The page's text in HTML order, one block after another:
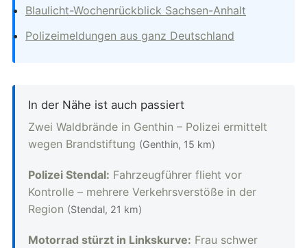
Blaulicht-Wochenrückblick Sachsen-Anhalt
Polizeimeldungen aus ganz Deutschland
In der Nähe ist auch passiert
Zwei Waldbrände in Genthin – Polizei ermittelt
wegen Brandstiftung (Genthin, 15 km)
Polizei Stendal: Fahrzeugführer flieht vor
Kontrolle – mehrere Verkehrsverstöße in der
Region (Stendal, 21 km)
Motorrad stürzt in Linkskurve: Frau schwer